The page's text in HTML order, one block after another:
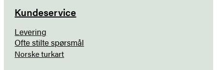
Kundeservice
Levering
Ofte stilte spørsmål
Norske turkart